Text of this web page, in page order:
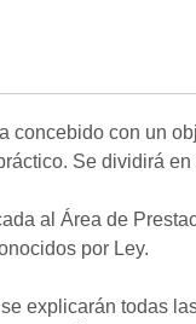
concebido con un
Se dividirá en
al Área de
por Ley.
explicarán todas